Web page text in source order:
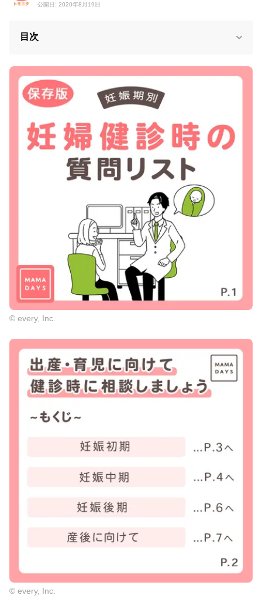
公開日: 2020年8月19日
目次
© every, Inc.
© every, Inc.